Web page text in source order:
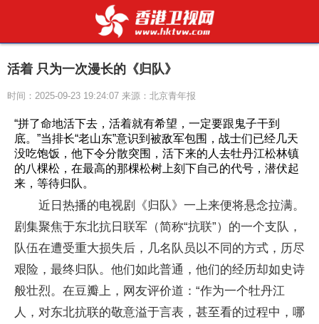
活着 只为一次漫长的《归队》
时间：2025-09-23 19:24:07 来源：北京青年报
“拼了命地活下去，活着就有希望，一定要跟鬼子干到
底。”当排长“老山东”意识到被敌军包围，战士们已经几天
没吃饱饭，他下令分散突围，活下来的人去牡丹江松林镇
的八棵松，在最高的那棵松树上刻下自己的代号，潜伏起
来，等待归队。
近日热播的电视剧《归队》一上来便将悬念拉满。
剧集聚焦于东北抗日联军（简称“抗联”）的一个支队，
队伍在遭受重大损失后，几名队员以不同的方式，历尽
艰险，最终归队。他们如此普通，他们的经历却如史诗
般壮烈。在豆瓣上，网友评价道：“作为一个牡丹江
人，对东北抗联的敬意溢于言表，甚至看的过程中，哪